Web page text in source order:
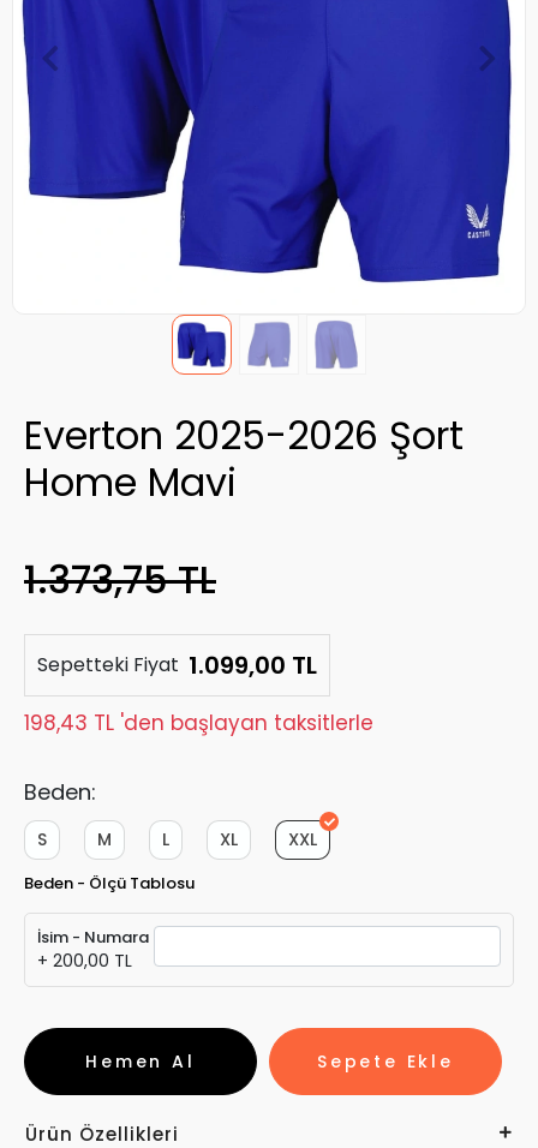
Everton 2025-2026 Şort
Home Mavi
1.373,75 TL
Sepetteki Fiyat 1.099,00 TL
198,43 TL 'den başlayan taksitlerle
Beden:
XXL
XL
L
M
S
Beden - Ölçü Tablosu
İsim - Numara
+ 200,00 TL
Sepete Ekle
Hemen Al
Ürün Özellikleri